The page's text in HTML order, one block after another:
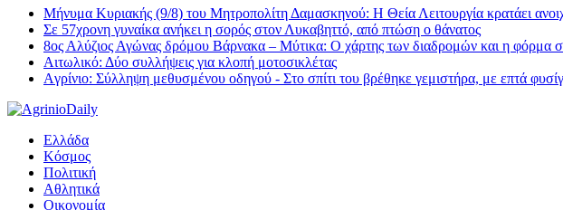
Μήνυμα Κυριακής (9/8) του Μητροπολίτη Δαμασκηνού: Η Θεία Λειτουργία κρατάει
Σε 57χρονη γυναίκα ανήκει η σορός στον Λυκαβηττό, από πτώση ο θάνατος
8ος Αλύζιος Αγώνας δρόμου Βάρνακα – Μύτικα: Ο χάρτης των διαδρομών και η φόρμα
Aιτωλικό: Δύο συλλήψεις για κλοπή μοτοσικλέτας
Aγρίνιο: Σύλληψη μεθυσμένου οδηγού - Στο σπίτι του βρέθηκε γεμιστήρα, με επτά
Ελλάδα
Κόσμος
Πολιτική
Αθλητικά
Οικονομία